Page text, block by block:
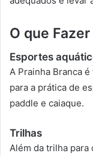
O que
Esportes
A Prainha Branca
para a prática de
paddle e caiaque.
Trilhas
Além da trilha para